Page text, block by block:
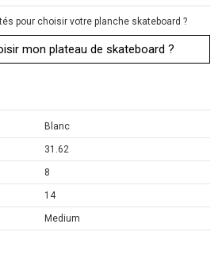
pour choisir votre planche skateboard ?
mon plateau de skateboard ?
Blanc
31.62
8
14
Medium